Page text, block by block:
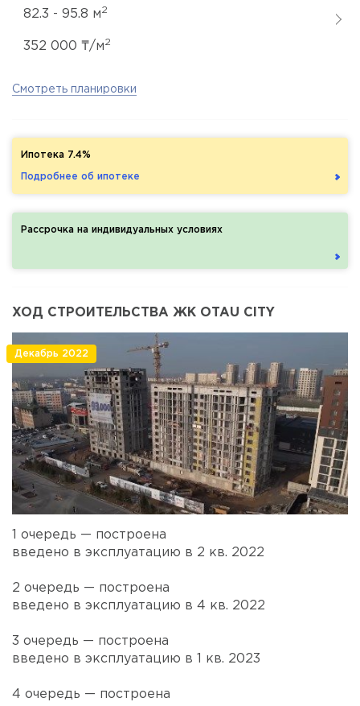
82.3 - 95.8 м2
352 000 ₸/м2
Смотреть планировки
Ипотека 7.4%
Подробнее об ипотеке
Рассрочка на индивидуальных условиях
ХОД СТРОИТЕЛЬСТВА ЖК OTAU CITY
Декабрь 2022
1 очередь — построена
введено в эксплуатацию в 2 кв. 2022
2 очередь — построена
введено в эксплуатацию в 4 кв. 2022
3 очередь — построена
введено в эксплуатацию в 1 кв. 2023
4 очередь — построена